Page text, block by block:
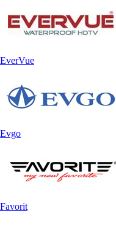
EverVue
Evgo
Favorit